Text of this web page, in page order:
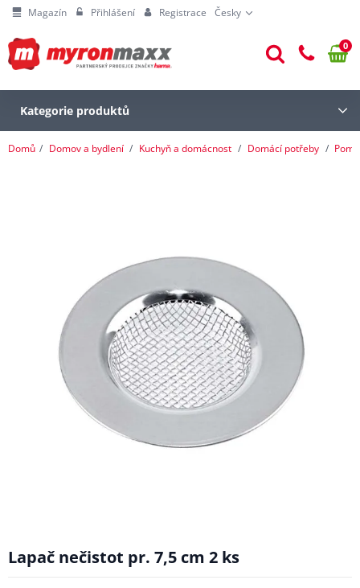
Magazín Přihlášení Registrace Česky
0
Kategorie produktů
Domů Domov a bydlení Kuchyň a domácnost Domácí potřeby
Lapač nečistot pr. 7,5 cm 2 ks